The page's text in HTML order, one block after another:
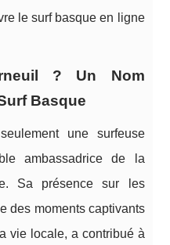
le surf basque en ligne
? Un Nom
Basque
une surfeuse
ambassadrice de la
Sa présence sur les
des moments captivants
vie locale, a contribué à